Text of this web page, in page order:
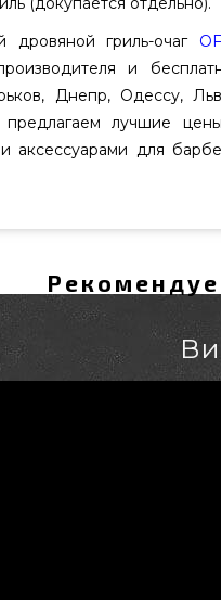
дровяной гриль-очаг
и
Днепр, Одессу,
лучшие
аксессуарами для